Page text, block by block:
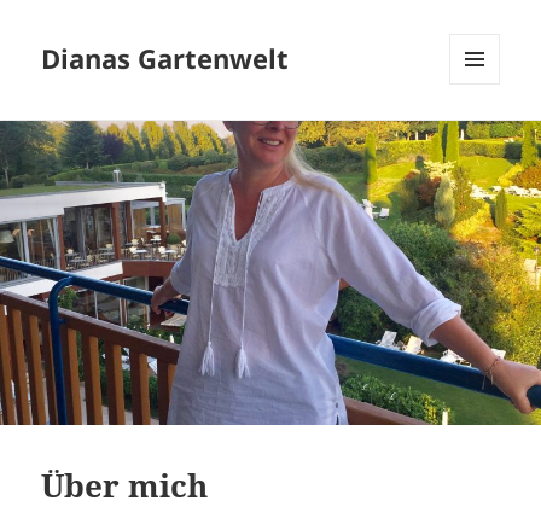
Dianas Gartenwelt
WIDGETS
Über mich